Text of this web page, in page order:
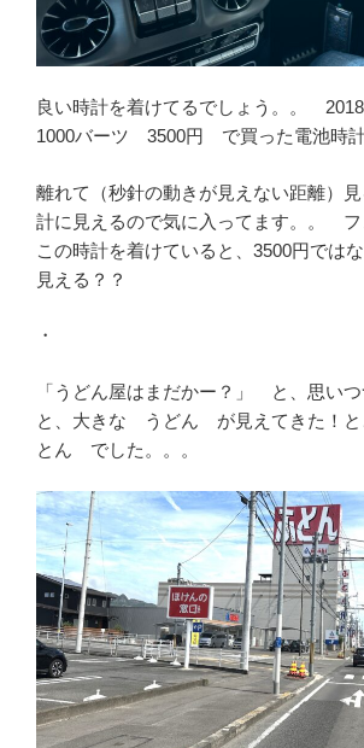
良い時計を着けてるでしょう。。
1000バーツ 3500円 で買った電池時計
離れて（秒針の動きが見えない距離）
計に見えるので気に入ってます。。 フ
この時計を着けていると、3500円では
見える？？
・
「うどん屋はまだかー？」 と、思い
と、大きな うどん が見えてきた！
とん でした。。。